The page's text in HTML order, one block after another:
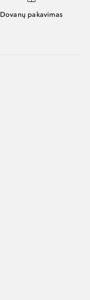
Dovanų pakavimas